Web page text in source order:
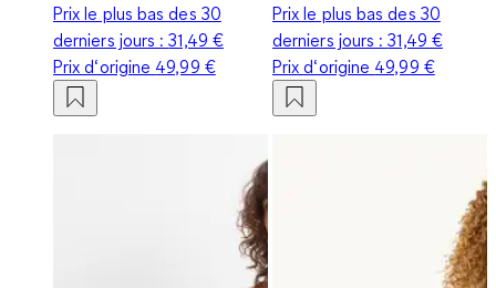
Prix le plus bas des 30
derniers jours :31,49 €
Prix d‘origine 49,99 €
Prix le plus bas des 30
derniers jours :31,49 €
Prix d‘origine 49,99 €